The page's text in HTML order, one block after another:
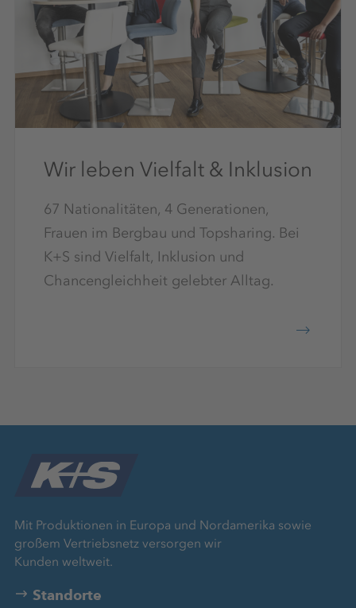
Wir leben Vielfalt & Inklusion
67 Nationalitäten, 4 Generationen,
Frauen im Bergbau und Topsharing. Bei
K+S sind Vielfalt, Inklusion und
Chancengleichheit gelebter Alltag.
Mit Produktionen in Europa und Nordamerika sowie
großem Vertriebsnetz versorgen wir
Kunden weltweit.
Standorte